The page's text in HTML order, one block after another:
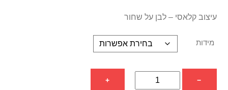
עיצוב קלאסי – לבן על שחור
מידות
−
+